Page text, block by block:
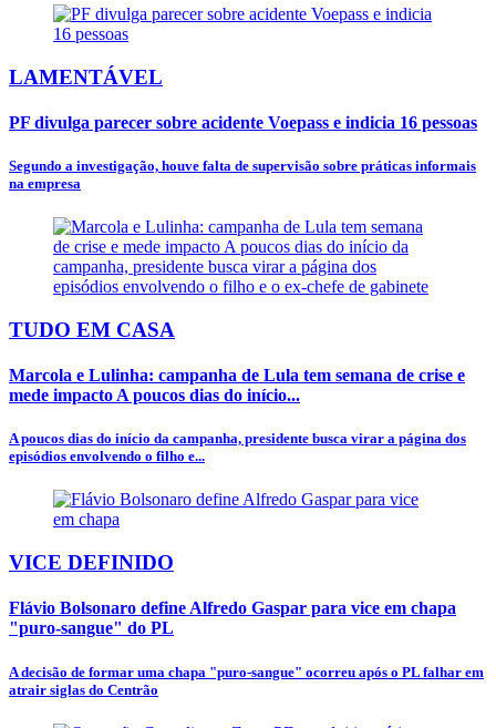
LAMENTÁVEL
PF divulga parecer sobre acidente Voepass e indicia 16 pessoas
Segundo a investigação, houve falta de supervisão sobre práticas informais
na empresa
TUDO EM CASA
Marcola e Lulinha: campanha de Lula tem semana de crise e
mede impacto A poucos dias do início...
A poucos dias do início da campanha, presidente busca virar a página dos
episódios envolvendo o filho e...
VICE DEFINIDO
Flávio Bolsonaro define Alfredo Gaspar para vice em chapa
"puro-sangue" do PL
A decisão de formar uma chapa "puro-sangue" ocorreu após o PL falhar em
atrair siglas do Centrão